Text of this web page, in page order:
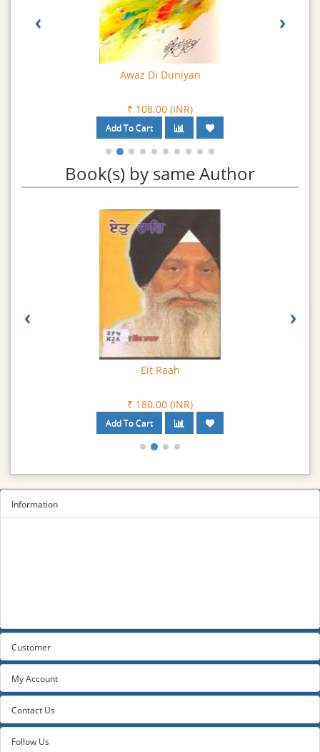
Awaz Di Duniyan
₹ 108.00 (INR)
‹ ›
Book(s) by same Author
Eit Raah
₹ 180.00 (INR)
‹ ›
Information
Customer
My Account
Contact Us
Follow Us